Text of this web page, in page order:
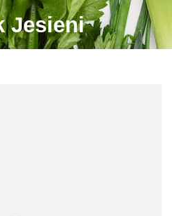
Jesieni